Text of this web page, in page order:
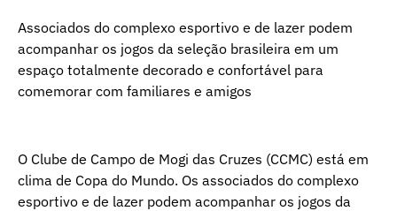
Associados do complexo esportivo e de lazer podem
acompanhar os jogos da seleção brasileira em um
espaço totalmente decorado e confortável para
comemorar com familiares e amigos
O Clube de Campo de Mogi das Cruzes (CCMC) está em
clima de Copa do Mundo. Os associados do complexo
esportivo e de lazer podem acompanhar os jogos da